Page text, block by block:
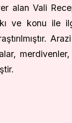
alan Vali
ve konu ile